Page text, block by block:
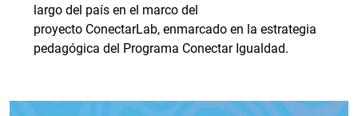
largo del país en el marco del
proyecto ConectarLab, enmarcado en la estrategia
pedagógica del Programa Conectar Igualdad.